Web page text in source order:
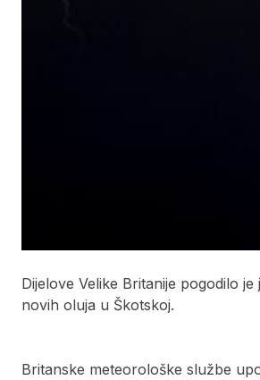
Dijelove Velike Britanije pogodilo
novih oluja u Škotskoj.
Britanske meteorološke službe